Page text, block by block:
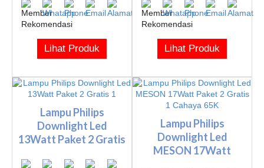
Lihat Produk Lihat Produk
Lampu Philips
Downlight Led
13Watt Paket 2 Gratis
Lampu Philips
Downlight Led
MESON 17Watt